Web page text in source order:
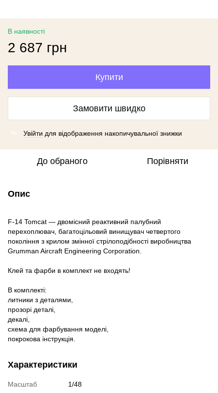
В наявності
2 687 грн
Купити
Замовити швидко
% Увійти для відображення накопичувальної знижки
До обраного Порівняти
Опис
F-14 Tomcat — двомісний реактивний палубний
перехоплювач, багатоцільовий винищувач четвертого
покоління з крилом змінної стрілоподібності виробництва
Grumman Aircraft Engineering Corporation.
Клей та фарби в комплект не входять!
В комплекті:
литники з деталями,
прозорі деталі,
декалі,
схема для фарбування моделі,
покрокова інструкція.
Характеристики
Масштаб
1/48